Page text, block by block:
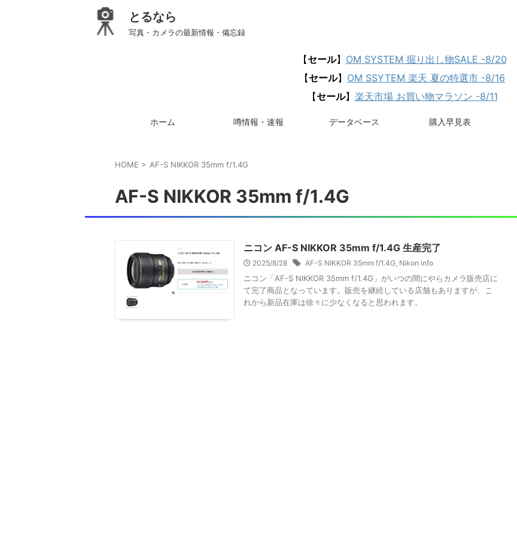
とるなら
写真・カメラの最新情報・備忘録
【セール】 OM SYSTEM 掘り出し物SALE -8/20
【セール】 OM SSYTEM 楽天 夏の特選市 -8/16
【セール】 楽天市場 お買い物マラソン -8/11
ホーム 噂情報・速報 データベース 購入早見表
HOME > AF-S NIKKOR 35mm f/1.4G
AF-S NIKKOR 35mm f/1.4G
ニコン AF-S NIKKOR 35mm f/1.4G 生産完了
2025/8/28 AF-S NIKKOR 35mm f/1.4G, Nikon info
ニコン「AF-S NIKKOR 35mm f/1.4G」がいつの間にやらカメラ販売店に
て完了商品となっています。販売を継続している店舗もありますが、こ
れから新品在庫は徐々に少なくなると思われます。